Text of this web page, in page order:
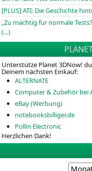
[PLUS] ATI: Die Geschichte
„Zu mächtig für normale
(…)
Unterstütze Planet 3DNow!
Deinem nächsten Einkauf:
ALTERNATE
Computer & Zubehör bei
eBay (Werbung)
notebooksbilliger.de
Pollin Electronic
Herzlichen Dank!